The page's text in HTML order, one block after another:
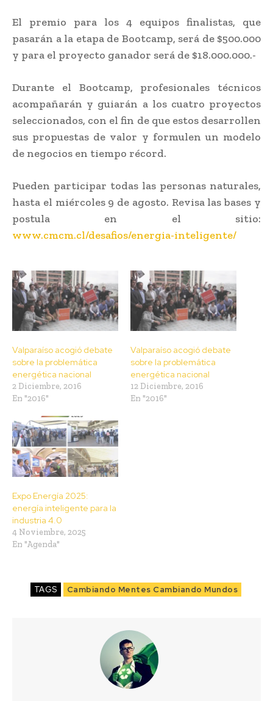
El premio para los 4 equipos finalistas, que
pasarán a la etapa de Bootcamp, será de $500.000
y para el proyecto ganador será de $18.000.000.-
Durante el Bootcamp, profesionales técnicos
acompañarán y guiarán a los cuatro proyectos
seleccionados, con el fin de que estos desarrollen
sus propuestas de valor y formulen un modelo
de negocios en tiempo récord.
Pueden participar todas las personas naturales,
hasta el miércoles 9 de agosto. Revisa las bases y
postula en el sitio:
www.cmcm.cl/desafios/energia-inteligente/
Valparaíso acogió debate
sobre la problemática
energética nacional
2 Diciembre, 2016
En "2016"
Valparaíso acogió debate
sobre la problemática
energética nacional
12 Diciembre, 2016
En "2016"
Expo Energía 2025:
energía inteligente para la
industria 4.0
4 Noviembre, 2025
En "Agenda"
TAGS Cambiando Mentes Cambiando Mundos